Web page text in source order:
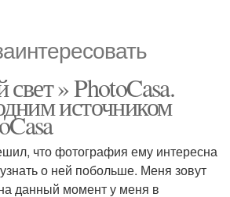
» PhotoCasa.
источником
что фотография ему интересна
о ней побольше. Меня зовут
данный момент у меня в